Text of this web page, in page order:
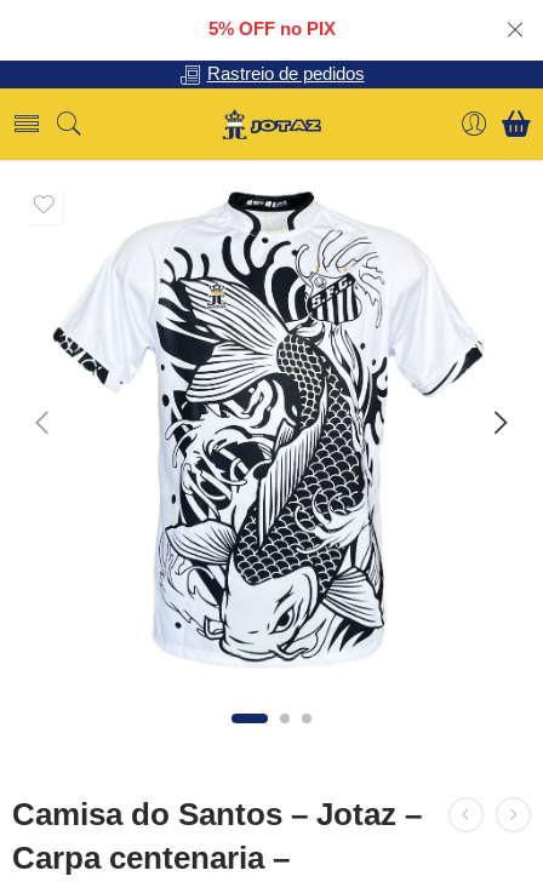
5% OFF no PIX
Rastreio de pedidos
Camisa do Santos – Jotaz –
Carpa centenaria –